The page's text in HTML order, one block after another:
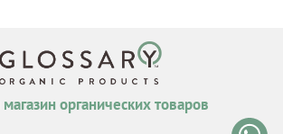
органических товаров